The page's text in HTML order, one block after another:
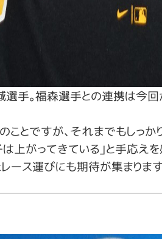
。福森選手との連携は今回
とですが、それまでもしっか
上がってきている」と手応え
ース運びにも期待が集まります